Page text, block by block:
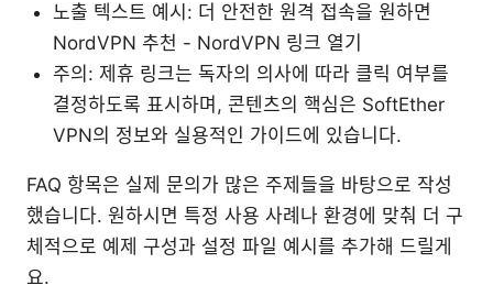
노출 텍스트 예시: 더 안전한 원격 접속을 원하면
NordVPN 추천 - NordVPN 링크 열기
주의: 제휴 링크는 독자의 의사에 따라 클릭 여부를
결정하도록 표시하며, 콘텐츠의 핵심은 SoftEther
VPN의 정보와 실용적인 가이드에 있습니다.
FAQ 항목은 실제 문의가 많은 주제들을 바탕으로 작성
했습니다. 원하시면 특정 사용 사례나 환경에 맞춰 더 구
체적으로 예제 구성과 설정 파일 예시를 추가해 드릴게
요.